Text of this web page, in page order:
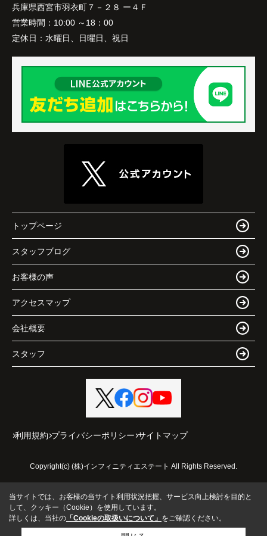
兵庫県西宮市羽衣町７－２８ ー４Ｆ
営業時間： 10:00 ～18：00
定休日： 水曜日、日曜日、祝日
トップページ
スタッフブログ
お客様の声
アクセスマップ
会社概要
スタッフ
利用規約 プライバシーポリシー サイトマップ
Copyright(c) (株)インフィニティエステート All Rights Reserved.
当サイトでは、お客様の当サイト利用状況把握、サービス向上検討を目的と
して、クッキー（Cookie）を使用しています。
詳しくは、当社の 「Cookieの取扱いについて」 をご確認ください。